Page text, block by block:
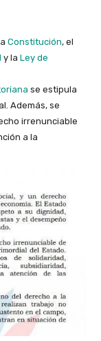
Constitución, el
y la Ley de
se estipula
Además, se
irrenunciable
a la